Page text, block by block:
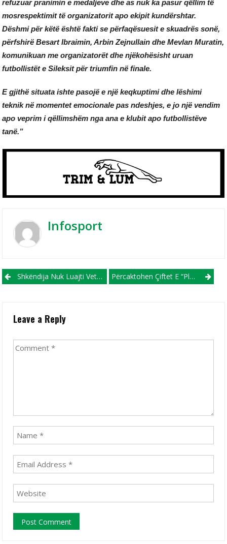
refuzuar pranimin e medaljeve dhe as nuk ka pasur qëllim të
mosrespektimit të organizatorit apo ekipit kundërshtar.
Dëshmi për këtë është fakti se përfaqësuesit e skuadrës sonë,
përfshirë Besart Ibraimin, Arbin Zejnullain dhe Mevlan Muratin,
komunikuan me organizatorët dhe njëkohësisht uruan
futbollistët e Sileksit për triumfin në finale.
E gjithë situata ishte pasojë e një keqkuptimi dhe lëshimi
teknik në momentet emocionale pas ndeshjes, e jo një vendim
apo veprim i qëllimshëm nga ana e klubit apo futbollistëve
tanë.”
Infosport
Post navigation
Shkëndija Nuk Luajti Vetëm Kundër Vetes, Por Edhe Kundër Struga Trim Lum!? Përcaktohen Çiftet E “play-Off” Për Inkuadrim Në Ligën E Dytë, Vllaznimi Dhe Kamjani Gati Për Të Shkruar Historinë
Leave a Reply